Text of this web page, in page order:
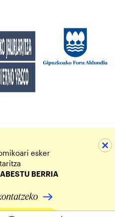
esker
BERRIA